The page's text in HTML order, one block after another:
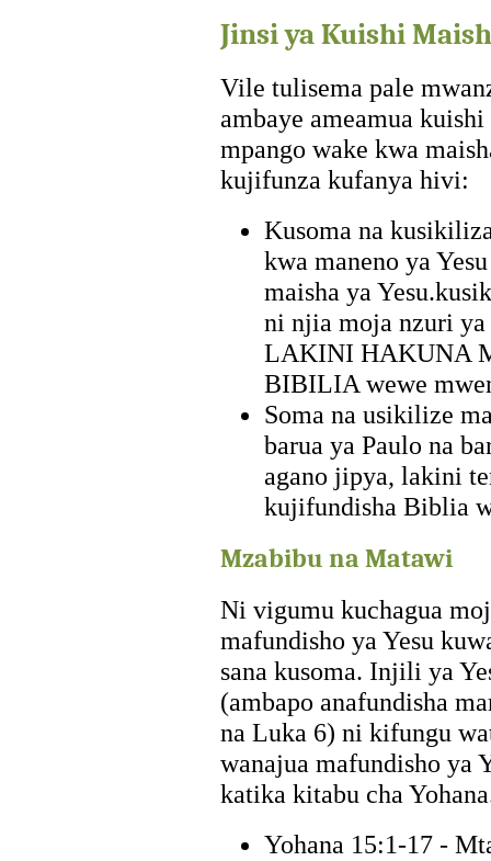
Jinsi ya Kuishi
Vile tulisema pale
ambaye ameamua
mpango wake kwa
kujifunza kufanya hivi:
Kusoma na
kwa maneno ya
maisha ya
ni njia moja nzuri
LAKINI HAKUNA
BIBILIA wewe
Soma na usikilize
barua ya Paulo na
agano jipya, lakini
kujifundisha Biblia
Mzabibu na Matawi
Ni vigumu kuchagua
mafundisho ya Yesu
sana kusoma. Injili ya
(ambapo anafundisha
na Luka 6) ni kifungu
wanajua mafundisho ya
katika kitabu cha
Yohana 15:1-17 -